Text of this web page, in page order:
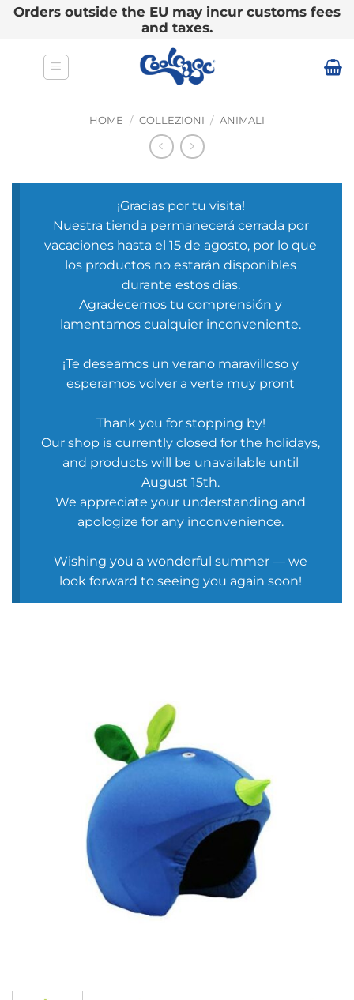
Orders outside the EU may incur customs fees
and taxes.
HOME / COLLEZIONI / ANIMALI
¡Gracias por tu visita!
Nuestra tienda permanecerá cerrada por
vacaciones hasta el 15 de agosto, por lo que
los productos no estarán disponibles
durante estos días.
Agradecemos tu comprensión y
lamentamos cualquier inconveniente.
¡Te deseamos un verano maravilloso y
esperamos volver a verte muy pront
Thank you for stopping by!
Our shop is currently closed for the holidays,
and products will be unavailable until
August 15th.
We appreciate your understanding and
apologize for any inconvenience.
Wishing you a wonderful summer — we
look forward to seeing you again soon!